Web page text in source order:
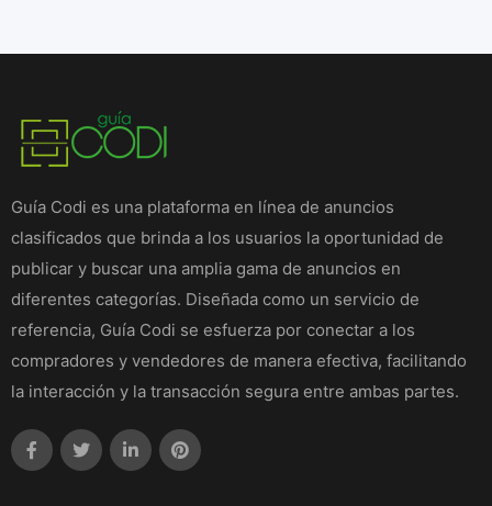
Guía Codi es una plataforma en línea de anuncios
clasificados que brinda a los usuarios la oportunidad de
publicar y buscar una amplia gama de anuncios en
diferentes categorías. Diseñada como un servicio de
referencia, Guía Codi se esfuerza por conectar a los
compradores y vendedores de manera efectiva, facilitando
la interacción y la transacción segura entre ambas partes.